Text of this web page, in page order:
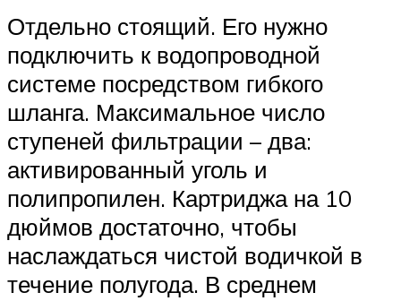
Отдельно стоящий. Его нужно
подключить к водопроводной
системе посредством гибкого
шланга. Максимальное число
ступеней фильтрации – два:
активированный уголь и
полипропилен. Картриджа на 10
дюймов достаточно, чтобы
наслаждаться чистой водичкой в
течение полугода. В среднем